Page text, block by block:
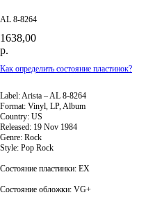
AL 8-8264
1638,00
р.
Как определить состояние пластинок?
Label: Arista ‎– AL 8-8264
Format: Vinyl, LP, Album
Country: US
Released: 19 Nov 1984
Genre: Rock
Style: Pop Rock
Состояние пластинки: EX
Состояние обложки: VG+